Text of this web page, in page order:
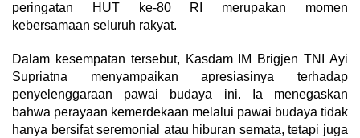
peringatan HUT ke-80 RI merupakan momen
kebersamaan seluruh rakyat.
Dalam kesempatan tersebut, Kasdam IM Brigjen TNI Ayi
Supriatna menyampaikan apresiasinya terhadap
penyelenggaraan pawai budaya ini. Ia menegaskan
bahwa perayaan kemerdekaan melalui pawai budaya tidak
hanya bersifat seremonial atau hiburan semata, tetapi juga